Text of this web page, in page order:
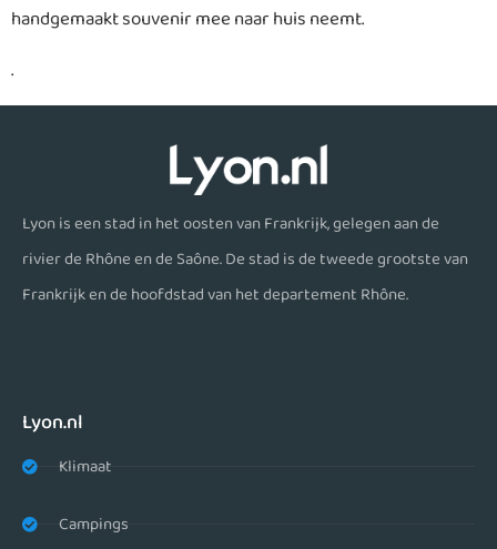
handgemaakt souvenir mee naar huis neemt.
.
Lyon is een stad in het oosten van Frankrijk, gelegen aan de
rivier de Rhône en de Saône. De stad is de tweede grootste van
Frankrijk en de hoofdstad van het departement Rhône.
Lyon.nl
Klimaat
Campings